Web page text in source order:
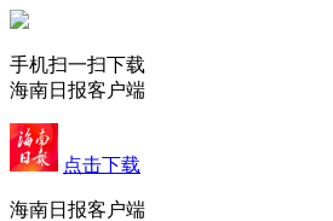
手机扫一扫下载
海南日报客户端
点击下载
海南日报客户端